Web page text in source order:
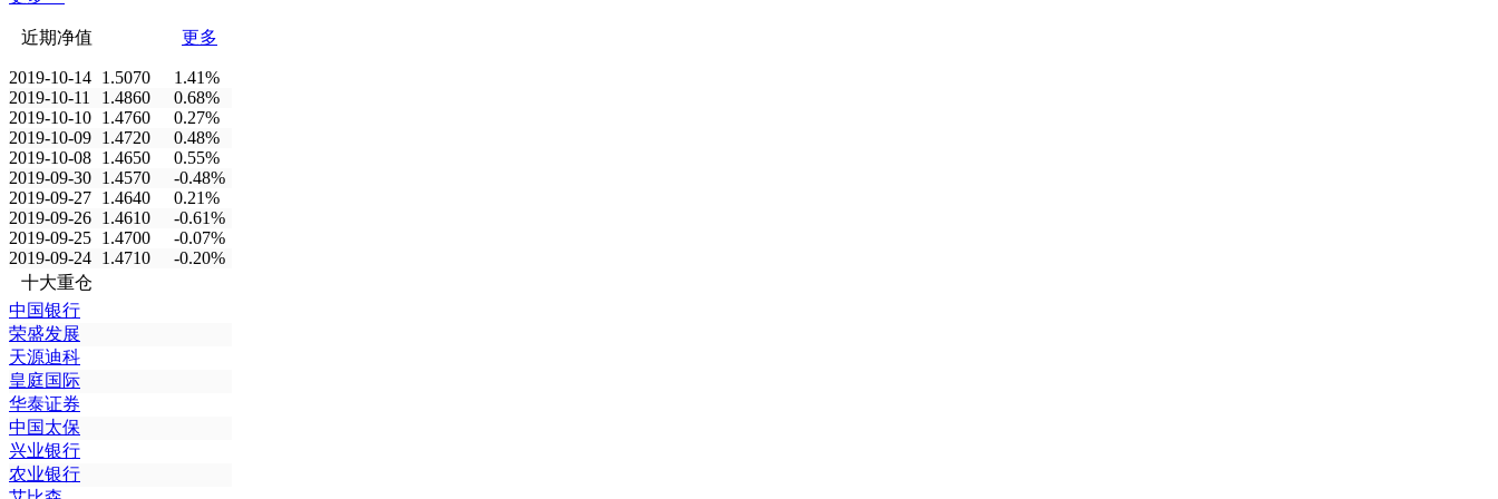
近期净值 更多
2019-10-14 1.5070
1.41%
2019-10-11
1.4860
0.68%
2019-10-10 1.4760
0.27%
2019-10-09 1.4720
0.48%
2019-10-08 1.4650
0.55%
2019-09-30 1.4570
-0.48%
2019-09-27 1.4640
0.21%
2019-09-26 1.4610
-0.61%
2019-09-25 1.4700
-0.07%
2019-09-24 1.4710
-0.20%
十大重仓
中国银行
荣盛发展
天源迪科
皇庭国际
华泰证券
中国太保
兴业银行
农业银行